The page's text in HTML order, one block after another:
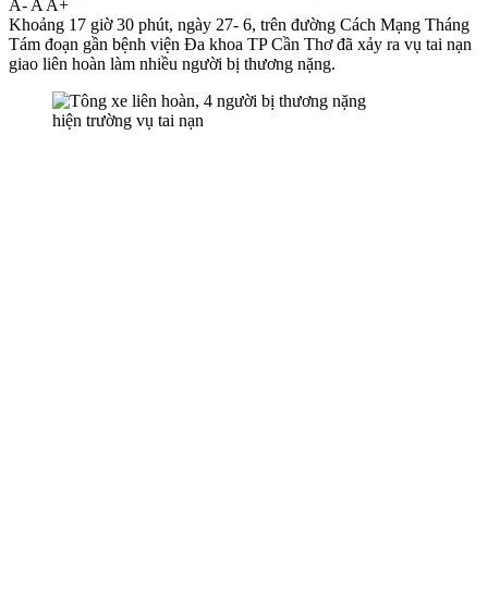
A- A A+
Khoảng 17 giờ 30 phút, ngày 27- 6, trên đường Cách Mạng Tháng
Tám đoạn gần bệnh viện Đa khoa TP Cần Thơ đã xảy ra vụ tai nạn
giao liên hoàn làm nhiều người bị thương nặng.
hiện trường vụ tai nạn